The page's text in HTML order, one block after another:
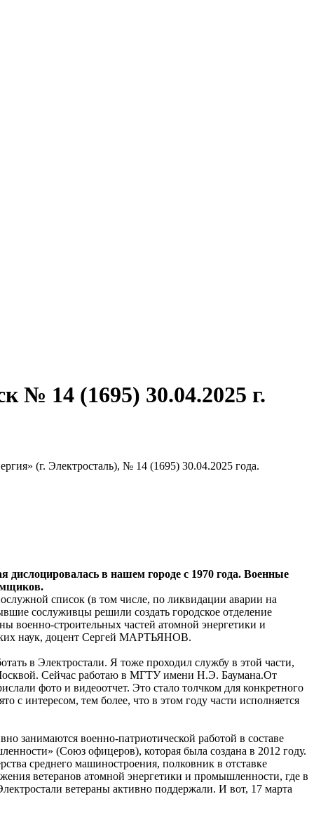
№ 14 (1695) 30.04.2025 г.
(г. Электросталь), № 14 (1695) 30.04.2025 года.
дислоцировалась в нашем городе с 1970 года. Военные
список (в том числе, по ликвидации аварии на
сослуживцы решили создать городское отделение
военно-строительных частей атомной энергетики и
наук, доцент Сергей МАРТЬЯНОВ.
в Электростали. Я тоже проходил службу в этой части,
Москвой. Сейчас работаю в МГТУ имени Н.Э. Баумана.От
фото и видеоотчет. Это стало толчком для конкретного
с интересом, тем более, что в этом году части исполняется
занимаются военно-патриотической работой в составе
(Союз офицеров), которая была создана в 2012 году.
среднего машиностроения, полковник в отставке
ветеранов атомной энергетики и промышленности, где в
ветераны активно поддержали. И вот, 17 марта